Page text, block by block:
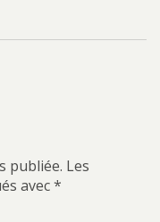
publiée. Les
avec*